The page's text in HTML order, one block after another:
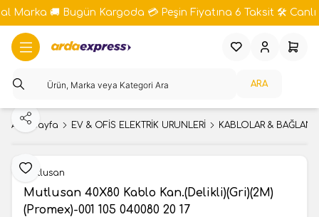
Marka 🚚 Bugün Kargoda 💳 Peşin Fiyatına 6 Taksit 🛠️ Canlı
ARA
FavorilerimHesabım
Ana Sayfa EV & OFİS ELEKTRİK ÜRÜNLERİ KABLOLAR &
Favoriye Ekle
Paylaş
Mutlusan
Mutlusan 40X80 Kablo Kan.(Delikli)(Gri)(2M)
(Promex)-001 105 040080 20 17